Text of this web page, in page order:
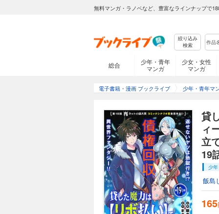
無料マンガ・ラノベなど、豊富なラインナップで
絞り込み
検索
総合
少年・青年
マンガ
少女・女性
マンガ
電子書籍・漫画 ブックライブ 少年・青年マ
貸
ィ
立
19
少
飯島
165
ーをサポートしてき
ート妖精エムピー
さキチ (C)飯島しん
期間限定無料版あり
165円 (税込)
ーをサポートしてき
ート妖精エムピーに
さキチ (C)飯島しん
期間限定無料版あり
165円 (税込)
若手有力パーティー
ーをサポートしてき
荷物扱いされていた
る仕打ちに憤るレン
ート妖精エムピーに
さキチ (C)飯島しん
期間限定無料版あり